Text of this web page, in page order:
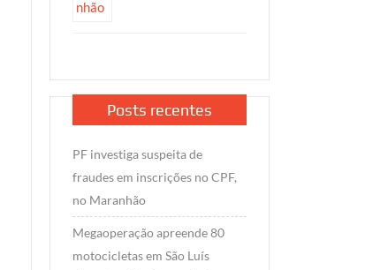
Posts recentes
PF investiga suspeita de
fraudes em inscrições no CPF,
no Maranhão
Megaoperação apreende 80
motocicletas em São Luís